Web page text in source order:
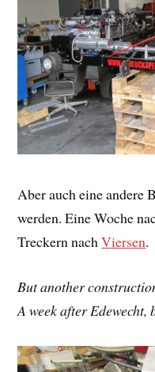
Aber auch eine andere
werden. Eine Woche
Treckern nachViersen.
But another
A week after